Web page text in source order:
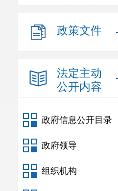
政策文件
法定主动
公开内容
政府信息公开目录
政府领导
组织机构